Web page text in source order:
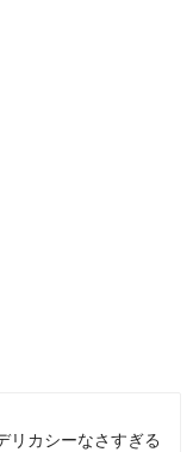
リカシーなさすぎる